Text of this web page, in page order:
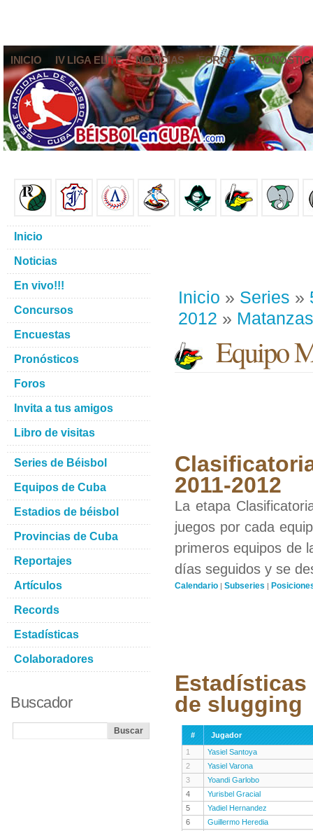
INICIO IV LIGA ELITE NOTICIAS FOROS
Inicio » Series »
2012 » Matanzas
Equipo
2011-2012
La etapa
juegos por cada
primeros equipos de
días seguidos y se
Calendario | Subseries |
Estadísticas
de slugging
#
Jugador
1
Yasiel Santoya
2
Yasiel Varona
3
Yoandi Garlobo
4
Yurisbel Gracial
5
Yadiel Hernandez
6
Guillermo Heredia
Inicio
Noticias
En vivo!!!
Concursos
Encuestas
Pronósticos
Foros
Invita a tus amigos
Libro de visitas
Series de Béisbol
Equipos de Cuba
Estadios de béisbol
Provincias de Cuba
Reportajes
Artículos
Records
Estadísticas
Colaboradores
Buscador